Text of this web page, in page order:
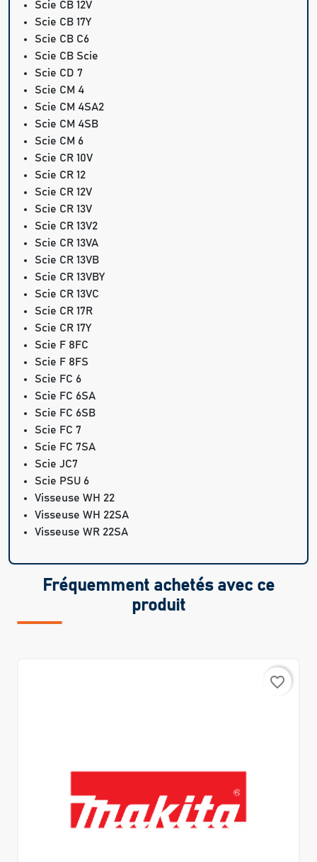
Scie CB 12V
Scie CB 17Y
Scie CB C6
Scie CB Scie
Scie CD 7
Scie CM 4
Scie CM 4SA2
Scie CM 4SB
Scie CM 6
Scie CR 10V
Scie CR 12
Scie CR 12V
Scie CR 13V
Scie CR 13V2
Scie CR 13VA
Scie CR 13VB
Scie CR 13VBY
Scie CR 13VC
Scie CR 17R
Scie CR 17Y
Scie F 8FC
Scie F 8FS
Scie FC 6
Scie FC 6SA
Scie FC 6SB
Scie FC 7
Scie FC 7SA
Scie JC7
Scie PSU 6
Visseuse WH 22
Visseuse WH 22SA
Visseuse WR 22SA
Fréquemment achetés avec ce
produit
favorite_border